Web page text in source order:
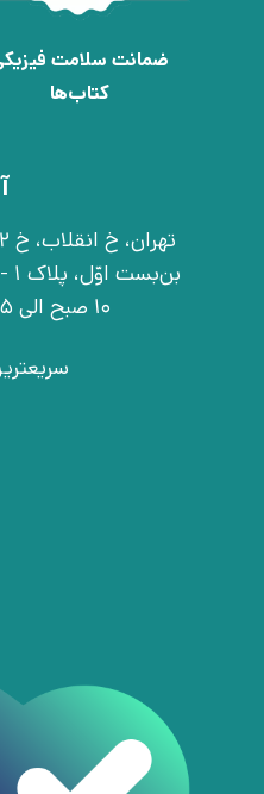
ضمانت سلامت
کتاب‌ها
10 صبح الی 15 (3 بعد از ظهر) - قبل از تشریف آوردن تماس بگیرید